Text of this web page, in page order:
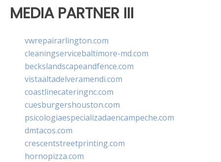
MEDIA PARTNER III
vwrepairarlington.com
cleaningservicebaltimore-md.com
beckslandscapeandfence.com
vistaaltadelveramendi.com
coastlinecateringnc.com
cuesburgershouston.com
psicologiaespecializadaencampeche.com
dmtacos.com
crescentstreetprinting.com
hornopizza.com